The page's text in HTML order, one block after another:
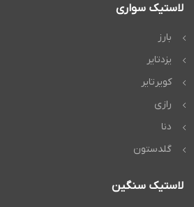
لاستیک سواری
بارز
یزدتایر
کویرتایر
رازی
دنا
گلدستون
لاستیک سنگین